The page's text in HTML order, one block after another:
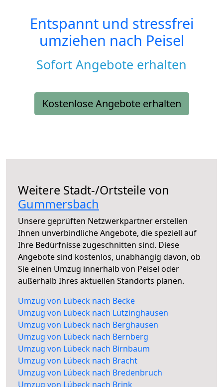
Entspannt und stressfrei
umziehen nach Peisel
Sofort Angebote erhalten
Kostenlose Angebote erhalten
Weitere Stadt-/Ortsteile von
Gummersbach
Unsere geprüften Netzwerkpartner erstellen
Ihnen unverbindliche Angebote, die speziell auf
Ihre Bedürfnisse zugeschnitten sind. Diese
Angebote sind kostenlos, unabhängig davon, ob
Sie einen Umzug innerhalb von Peisel oder
außerhalb Ihres aktuellen Standorts planen.
Umzug von Lübeck nach Becke
Umzug von Lübeck nach Lützinghausen
Umzug von Lübeck nach Berghausen
Umzug von Lübeck nach Bernberg
Umzug von Lübeck nach Birnbaum
Umzug von Lübeck nach Bracht
Umzug von Lübeck nach Bredenbruch
Umzug von Lübeck nach Brink